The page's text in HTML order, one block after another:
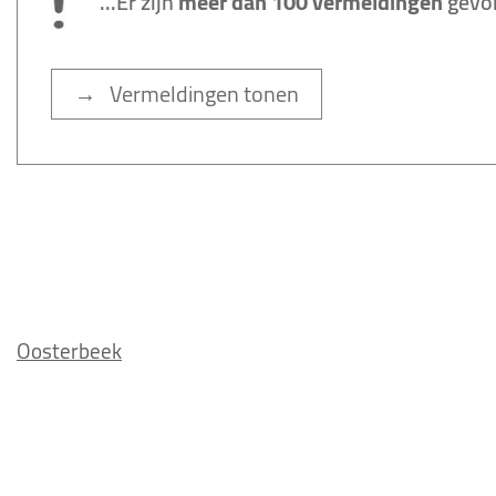
→ Vermeldingen tonen
Oosterbeek